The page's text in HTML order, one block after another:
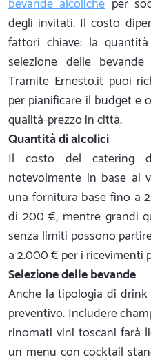
degli invitati. Il costo
fattori chiave: la
selezione delle
Tramite Ernesto.it puoi
per pianificare il budget e
qualità-prezzo in città.
Quantità di alcolici
Il costo del catering
notevolmente in base ai
una fornitura base fino a
di 200 €, mentre grandi
senza limiti possono
a 2.000 € per i ricevimenti
Selezione delle bevande
Anche la tipologia di
preventivo. Includere
rinomati vini toscani farà
un menu con cocktail